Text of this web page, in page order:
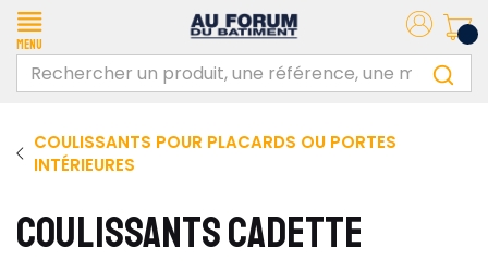
Menu
COULISSANTS POUR PLACARDS OU PORTES
INTÉRIEURES
COULISSANTS CADETTE